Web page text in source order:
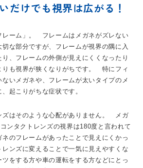
だけでも視界は広がる！
レーム」。 フレームはメガネがズレない
な部分ですが、フレームが視界の隅に入
、フレームの外側が見えにくくなったり
りも視界が狭くなりがちです。 特にフィ
いメガネや、フレームが太いタイプのメ
起こりがちな症状です。
ズはそのような心配がありません。 メガ
ンタクトレンズの視界は180度と言われて
のフレームがあったことで見えにくかっ
ンズに変えることで一気に見えやすくな
をする方や車の運転をする方などにとっ